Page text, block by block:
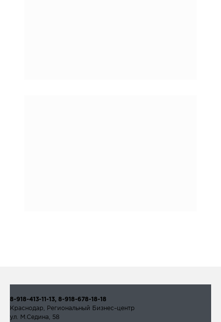
8-918-413-11-13, 8-918-678-18-18
Краснодар, Региональный Бизнес–центр
ул. М.Седина, 58